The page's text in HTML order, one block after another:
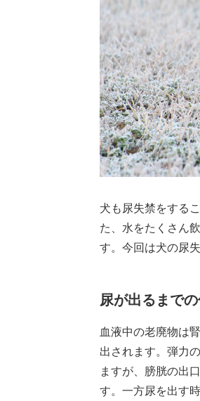
犬も尿失禁をする
た、水をたくさん
す。今回は犬の尿
尿が出るまで
血液中の老廃物は
出されます。弾力
ますが、膀胱の出
す。一方尿を出す